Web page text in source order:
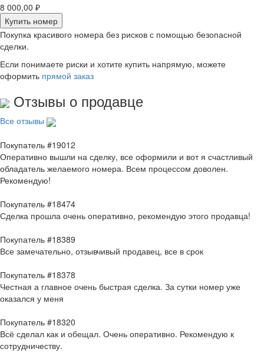
8 000,00 ₽
Купить номер
Покупка красивого номера без рисков с помощью безопасной
сделки.
Если понимаете риски и хотите купить напрямую, можете
оформить прямой заказ
Отзывы о продавце
Все отзывы
Покупатель #19012
Оперативно вышли на сделку, все оформили и вот я счастливый
обладатель желаемого номера. Всем процессом доволен.
Рекомендую!
Покупатель #18474
Сделка прошла очень оперативно, рекомендую этого продавца!
Покупатель #18389
Все замечательно, отзывчивый продавец, все в срок
Покупатель #18378
Честная а главное очень быстрая сделка. За сутки номер уже
оказался у меня
Покупатель #18320
Всё сделал как и обещал. Очень оперативно. Рекомендую к
сотрудничеству.